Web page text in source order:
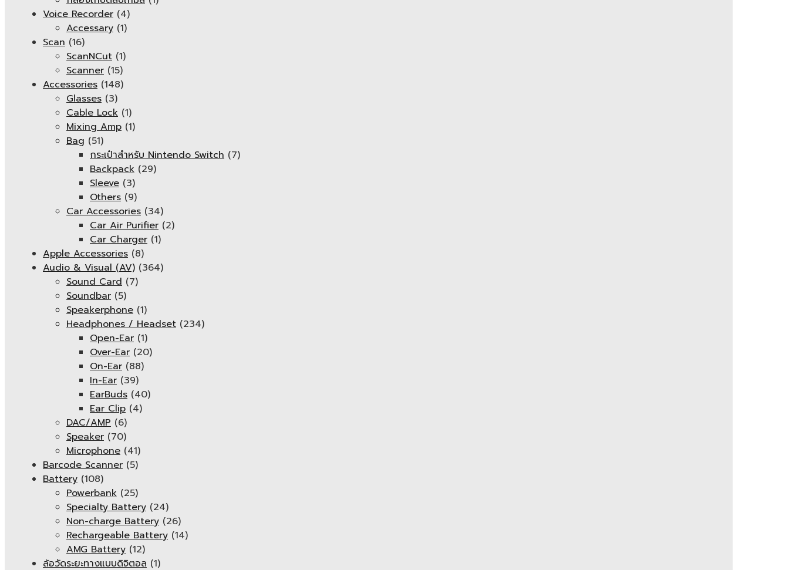
Voice Recorder (4)
Accessary (1)
Scan (16)
ScanNCut (1)
Scanner (15)
Accessories (148)
Glasses (3)
Cable Lock (1)
Mixing Amp (1)
Bag (51)
กระเป๋าสำหรับ Nintendo Switch (7)
Backpack (29)
Sleeve (3)
Others (9)
Car Accessories (34)
Car Air Purifier (2)
Car Charger (1)
Apple Accessories (8)
Audio & Visual (AV) (364)
Sound Card (7)
Soundbar (5)
Speakerphone (1)
Headphones / Headset (234)
Open-Ear (1)
Over-Ear (20)
On-Ear (88)
In-Ear (39)
EarBuds (40)
Ear Clip (4)
DAC/AMP (6)
Speaker (70)
Microphone (41)
Barcode Scanner (5)
Battery (108)
Powerbank (25)
Specialty Battery (24)
Non-charge Battery (26)
Rechargeable Battery (14)
AMG Battery (12)
ล้อวัดระยะทางแบบดิจิตอล (1)